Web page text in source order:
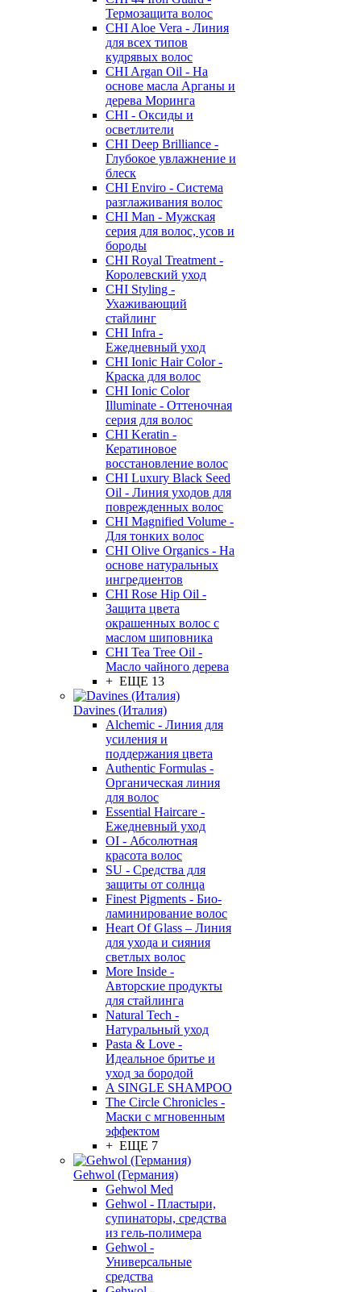
Термозащита волос
CHI Aloe Vera - Линия
для всех типов
кудрявых волос
CHI Argan Oil - На
основе масла Арганы и
дерева Моринга
CHI - Оксиды и
осветлители
CHI Deep Brilliance -
Глубокое увлажнение и
блеск
CHI Enviro - Система
разглаживания волос
CHI Man - Мужская
серия для волос, усов и
бороды
CHI Royal Treatment -
Королевский уход
CHI Styling -
Ухаживающий
стайлинг
CHI Infra -
Ежедневный уход
CHI Ionic Hair Color -
Краска для волос
CHI Ionic Color
Illuminate - Оттеночная
серия для волос
CHI Keratin -
Кератиновое
восстановление волос
CHI Luxury Black Seed
Oil - Линия уходов для
поврежденных волос
CHI Magnified Volume -
Для тонких волос
CHI Olive Organics - На
основе натуральных
ингредиентов
CHI Rose Hip Oil -
Защита цвета
окрашенных волос с
маслом шиповника
CHI Tea Tree Oil -
Масло чайного дерева
+ ЕЩЕ 13
Davines (Италия)
Alchemic - Линия для
усиления и
поддержания цвета
Authentic Formulas -
Органическая линия
для волос
Essential Haircare -
Eжедневный уход
OI - Абсолютная
красота волос
SU - Средства для
защиты от солнца
Finest Pigments - Био-
ламинирование волос
Heart Of Glass – Линия
для ухода и сияния
светлых волос
More Inside -
Авторские продукты
для стайлинга
Natural Tech -
Натуральный уход
Pasta & Love -
Идеальное бритье и
уход за бородой
A SINGLE SHAMPOO
The Circle Chronicles -
Маски с мгновенным
эффектом
+ ЕЩЕ 7
Gehwol (Германия)
Gehwol Med
Gehwol - Пластыри,
супинаторы, средства
из гель-полимера
Gehwol -
Универсальные
средства